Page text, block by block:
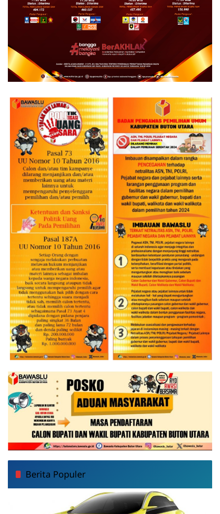
Berita Populer